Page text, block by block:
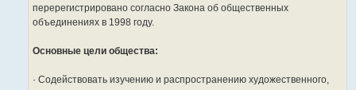
перерегистрировано согласно Закона об общественных
объединениях в 1998 году.
Основные цели общества:
· Содействовать изучению и распространению художественного,